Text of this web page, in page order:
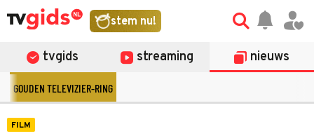
stem nu!
tvgids streaming nieuws
GOUDEN TELEVIZIER-RING
FILM